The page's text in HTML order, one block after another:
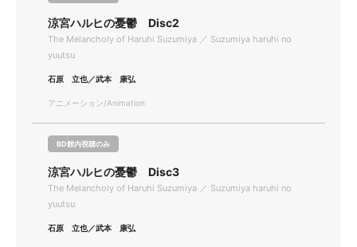
涼宮ハルヒの憂鬱 Disc2
The Melancholy of Haruhi Suzumiya ／ Suzumiya haruhi no
yuutsu
石原 立也／武本 康弘
アニメーション/Animation
BD館内視聴のみ
涼宮ハルヒの憂鬱 Disc3
The Melancholy of Haruhi Suzumiya ／ Suzumiya haruhi no
yuutsu
石原 立也／武本 康弘